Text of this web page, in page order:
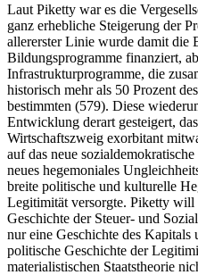
Laut Piketty war es die
ganz erhebliche Steigerung der
allererster Linie wurde damit die
Bildungsprogramme finanziert,
Infrastrukturprogramme, die
historisch mehr als 50 Prozent
bestimmten (579). Diese
Entwicklung derart gesteigert,
Wirtschaftszweig exorbitant
auf das neue
neues hegemoniales
breite politische und kulturelle
Legitimität versorgte. Piketty will
Geschichte der Steuer- und
nur eine Geschichte des Kapitals
politische Geschichte der
materialistischen Staatstheorie